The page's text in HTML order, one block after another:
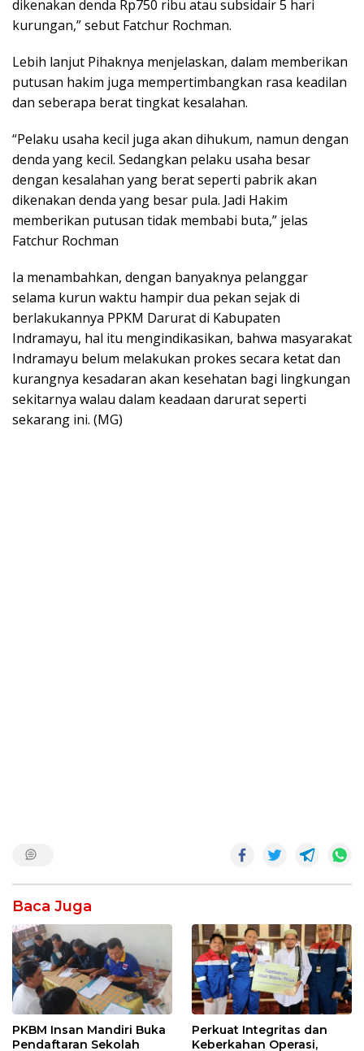
dikenakan denda Rp750 ribu atau subsidair 5 hari
kurungan,” sebut Fatchur Rochman.
Lebih lanjut Pihaknya menjelaskan, dalam memberikan
putusan hakim juga mempertimbangkan rasa keadilan
dan seberapa berat tingkat kesalahan.
“Pelaku usaha kecil juga akan dihukum, namun dengan
denda yang kecil. Sedangkan pelaku usaha besar
dengan kesalahan yang berat seperti pabrik akan
dikenakan denda yang besar pula. Jadi Hakim
memberikan putusan tidak membabi buta,” jelas
Fatchur Rochman
Ia menambahkan, dengan banyaknya pelanggar
selama kurun waktu hampir dua pekan sejak di
berlakukannya PPKM Darurat di Kabupaten
Indramayu, hal itu mengindikasikan, bahwa masyarakat
Indramayu belum melakukan prokes secara ketat dan
kurangnya kesadaran akan kesehatan bagi lingkungan
sekitarnya walau dalam keadaan darurat seperti
sekarang ini. (MG)
Baca Juga
PKBM Insan Mandiri Buka
Pendaftaran Sekolah
Perkuat Integritas dan
Keberkahan Operasi,